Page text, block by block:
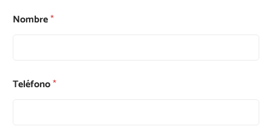
Nombre*
Teléfono*